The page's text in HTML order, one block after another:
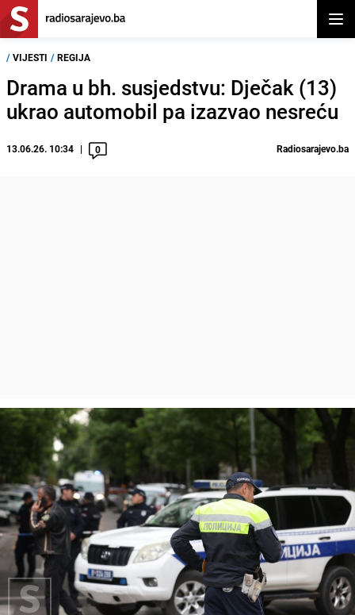
/ VIJESTI / REGIJA
Drama u bh. susjedstvu: Dječak (13)
ukrao automobil pa izazvao nesreću
13.06.26. 10:34 0 Radiosarajevo.ba